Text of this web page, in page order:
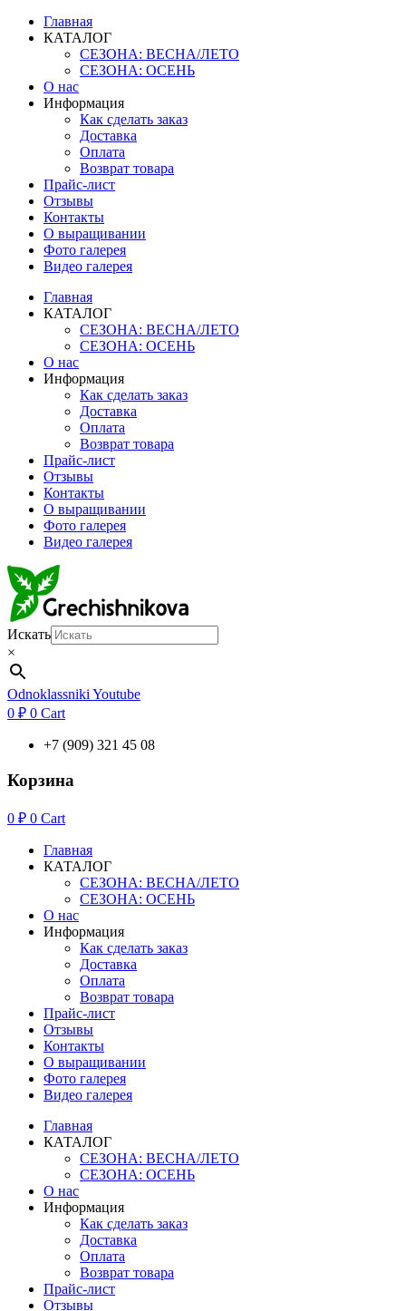
Главная
КАТАЛОГ
СЕЗОНА: ВЕСНА/ЛЕТО
СЕЗОНА: ОСЕНЬ
О нас
Информация
Как сделать заказ
Доставка
Оплата
Возврат товара
Прайс-лист
Отзывы
Контакты
О выращивании
Фото галерея
Видео галерея
Главная
КАТАЛОГ
СЕЗОНА: ВЕСНА/ЛЕТО
СЕЗОНА: ОСЕНЬ
О нас
Информация
Как сделать заказ
Доставка
Оплата
Возврат товара
Прайс-лист
Отзывы
Контакты
О выращивании
Фото галерея
Видео галерея
Искать
×
Odnoklassniki Youtube
0 ₽ 0 Cart
+7 (909) 321 45 08
Корзина
0 ₽ 0 Cart
Главная
КАТАЛОГ
СЕЗОНА: ВЕСНА/ЛЕТО
СЕЗОНА: ОСЕНЬ
О нас
Информация
Как сделать заказ
Доставка
Оплата
Возврат товара
Прайс-лист
Отзывы
Контакты
О выращивании
Фото галерея
Видео галерея
Главная
КАТАЛОГ
СЕЗОНА: ВЕСНА/ЛЕТО
СЕЗОНА: ОСЕНЬ
О нас
Информация
Как сделать заказ
Доставка
Оплата
Возврат товара
Прайс-лист
Отзывы